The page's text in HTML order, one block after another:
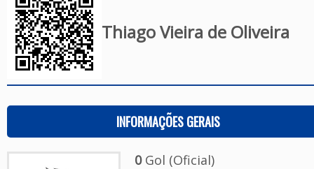
Thiago Vieira de Oliveira
INFORMAÇÕES GERAIS
0Gol (Oficial)